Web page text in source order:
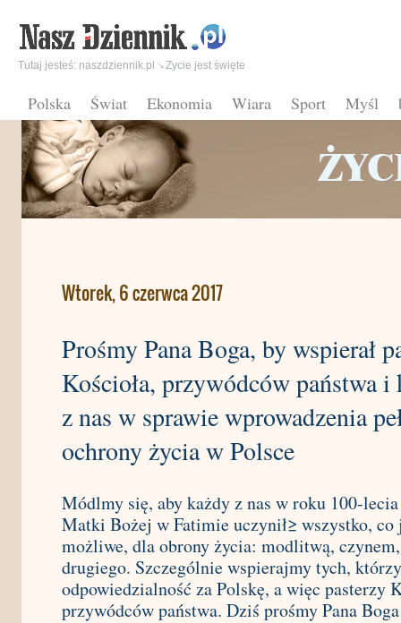
Polska Świat Ekonomia Wiara Sport Myśl
Tutaj jesteś: naszdziennik.pl Zycie jest święte
Wtorek, 6 czerwca 2017
Prośmy Pana Boga, by wspierał
Kościoła, przywódców państwa i
z nas w sprawie wprowadzenia
ochrony życia w Polsce
Módlmy się, aby każdy z nas w roku 100-
Matki Bożej w Fatimie uczynił≥ wszystko, co
możliwe, dla obrony życia: modlitwą,
drugiego. Szczególnie wspierajmy tych,
odpowiedzialność za Polskę, a więc pasterzy
przywódców państwa. Dziś prośmy Pana